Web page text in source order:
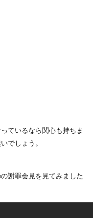
ているなら関心も持ちま
でしょう。
謝罪会見を見てみました